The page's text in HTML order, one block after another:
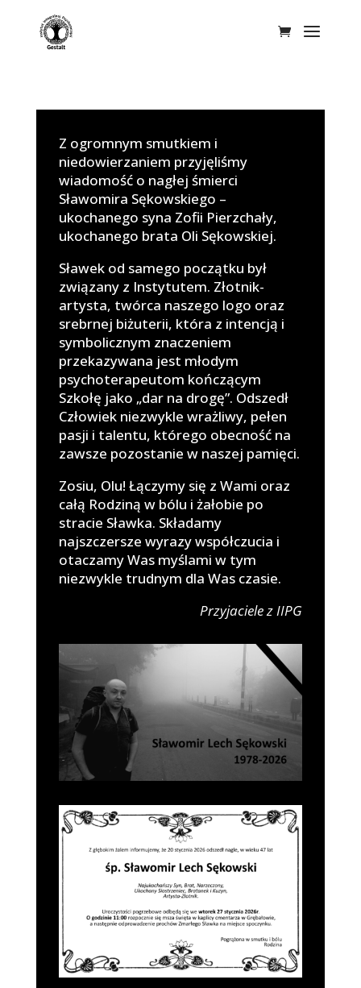
Z ogromnym smutkiem i
niedowierzaniem przyjęliśmy
wiadomość o nagłej śmierci
Sławomira Sękowskiego –
ukochanego syna Zofii Pierzchały,
ukochanego brata Oli Sękowskiej.
Sławek od samego początku był
związany z Instytutem. Złotnik-
artysta, twórca naszego logo oraz
srebrnej biżuterii, która z intencją i
symbolicznym znaczeniem
przekazywana jest młodym
psychoterapeutom kończącym
Szkołę jako „dar na drogę”. Odszedł
Człowiek niezwykle wrażliwy, pełen
pasji i talentu, którego obecność na
zawsze pozostanie w naszej pamięci.
Zosiu, Olu! Łączymy się z Wami oraz
całą Rodziną w bólu i żałobie po
stracie Sławka. Składamy
najszczersze wyrazy współczucia i
otaczamy Was myślami w tym
niezwykle trudnym dla Was czasie.
Przyjaciele z IIPG